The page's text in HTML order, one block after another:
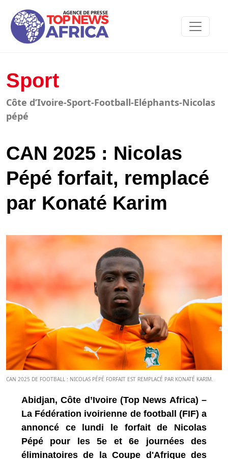
Sport
Côte d’Ivoire-Sport-Football-Eléphants-Nicolas
pépé
CAN 2025 : Nicolas
Pépé forfait, remplacé
par Konaté Karim
CAN 2025 DE FOOTBALL : NICOLAS PÉPÉ FORFAIT EST REMPLACÉ PAR KONATÉ KARIM.
Abidjan, Côte d’Ivoire (Top News Africa) –
La Fédération ivoirienne de football (FIF) a
annoncé ce lundi le forfait de Nicolas
Pépé pour les 5e et 6e journées des
éliminatoires de la Coupe d'Afrique des